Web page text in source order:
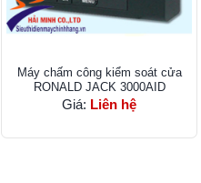
Máy chấm công kiểm soát cửa
RONALD JACK 3000AID
Giá: Liên hệ